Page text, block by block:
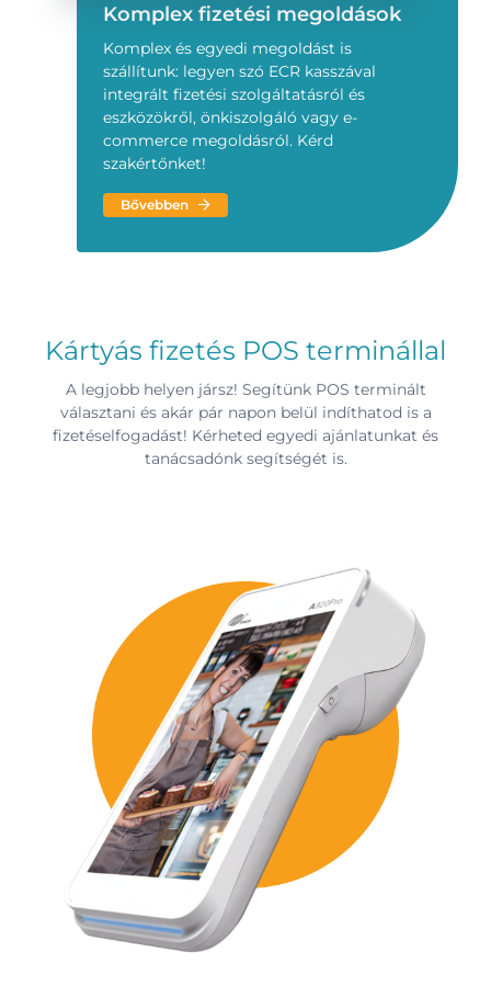
Komplex fizetési megoldások
Komplex és egyedi megoldást is
szállítunk: legyen szó ECR kasszával
integrált fizetési szolgáltatásról és
eszközökről, önkiszolgáló vagy e-
commerce megoldásról. Kérd
szakértőnket!
Bővebben
Kártyás fizetés POS terminállal
A legjobb helyen jársz! Segítünk POS terminált
választani és akár pár napon belül indíthatod is a
fizetéselfogadást! Kérheted egyedi ajánlatunkat és
tanácsadónk segítségét is.